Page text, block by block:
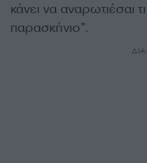
κάνει να αναρωτιέσαι
παρασκήνιο”.